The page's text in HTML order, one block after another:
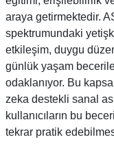
araya getirmektedir.
spektrumundaki
etkileşim, duygu
günlük yaşam
odaklanıyor. Bu
zeka destekli sanal
kullanıcıların bu
tekrar pratik